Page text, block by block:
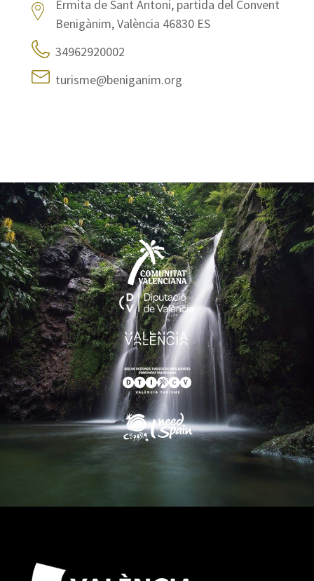
Ermita de Sant Antoni, partida del Convent
Benigànim, València 46830 ES
34962920002
turisme@beniganim.org